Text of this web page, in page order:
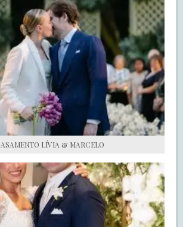
LUA DE MEL
COZINHA
DECORAÇÃO
DE NOIVA PRA NOIVA
S.O.S CASADAS
FALE COM O SAY I DO
LÍVIA & MARCELO